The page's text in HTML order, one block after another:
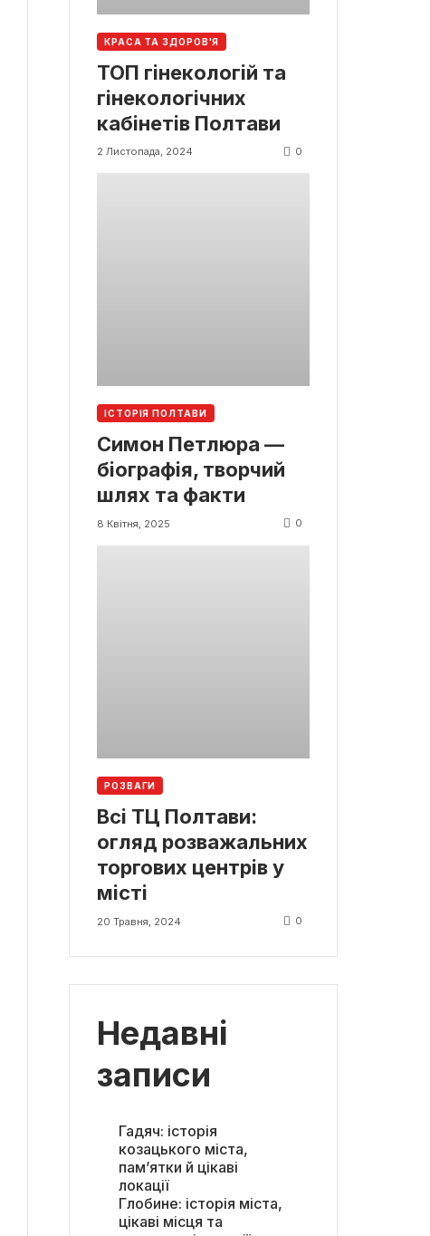
КРАСА ТА ЗДОРОВ'Я
ТОП гінекологій та
гінекологічних
кабінетів Полтави
2 Листопада, 2024 0
ІСТОРІЯ ПОЛТАВИ
Симон Петлюра —
біографія, творчий
шлях та факти
8 Квітня, 2025 0
РОЗВАГИ
Всі ТЦ Полтави:
огляд розважальних
торгових центрів у
місті
20 Травня, 2024 0
Недавні
записи
Гадяч: історія
козацького міста,
пам’ятки й цікаві
локації
Глобине: історія міста,
цікаві місця та